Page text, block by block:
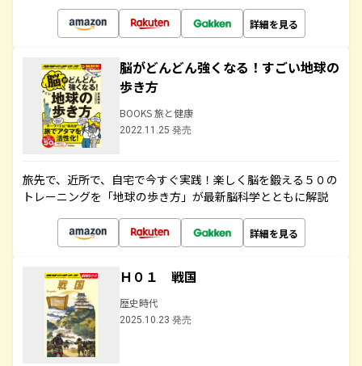
詳細を見る
脳がどんどん強くなる！すごい地球の
歩き方
BOOKS 旅と健康
2022.11.25 発売
旅先で、近所で、自宅で今すぐ実践！楽しく脳を鍛える５０の
トレーニングを「地球の歩き方」が最新脳科学とともに解説
詳細を見る
Ｈ０１ 戦国
歴史時代
2025.10.23 発売